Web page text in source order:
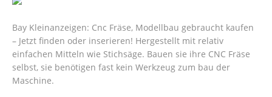
Bay Kleinanzeigen: Cnc Fräse, Modellbau gebraucht kaufen
– Jetzt finden oder inserieren! Hergestellt mit relativ
einfachen Mitteln wie Stichsäge. Bauen sie ihre CNC Fräse
selbst, sie benötigen fast kein Werkzeug zum bau der
Maschine.